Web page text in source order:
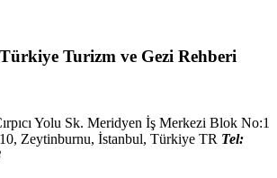
Turizm ve Gezi Rehberi
Yolu Sk. Meridyen İş Merkezi Blok No:1
, Zeytinburnu, İstanbul, Türkiye TR Tel: